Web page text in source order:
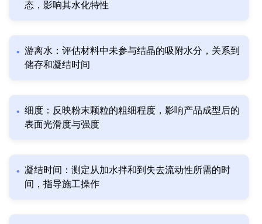
态，影响其水化特性
游离水：评估材料中未参与结晶的吸附水分，关系到
储存和凝结时间
细度：反映粉末颗粒的粗细程度，影响产品成型后的
表面光滑度与强度
凝结时间：测定从加水拌和到失去流动性所需的时
间，指导施工操作